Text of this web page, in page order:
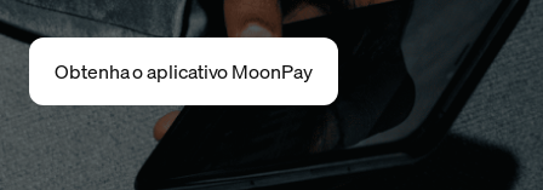
Obtenha o aplicativo MoonPay